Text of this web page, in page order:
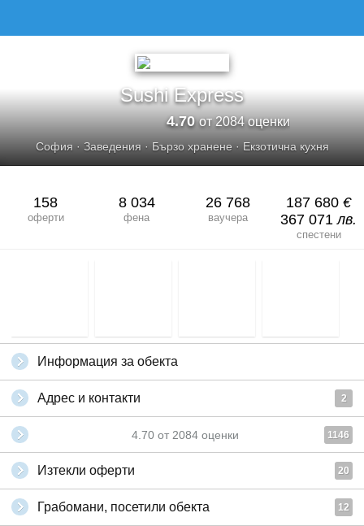
Sushi Express
4.70от 2084 оценки
София· Заведения· Бързо хранене· Екзотична кухня
158
оферти
8 034
фена
26 768
ваучера
187 680 €
367 071лв.
спестени
Информация за обекта
Адрес и контакти 2
4.70 от 2084 оценки 1146
Изтекли оферти 20
Грабомани, посетили обекта 12